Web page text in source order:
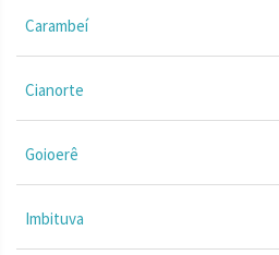
Carambeí
Cianorte
Goioerê
Imbituva